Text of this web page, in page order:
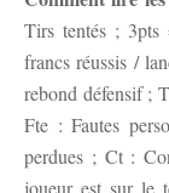
Tirs tentés ;
francs réussis /
rebond défensif ;
Fte : Fautes
perdues ; Ct :